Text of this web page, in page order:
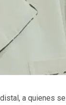
a quienes